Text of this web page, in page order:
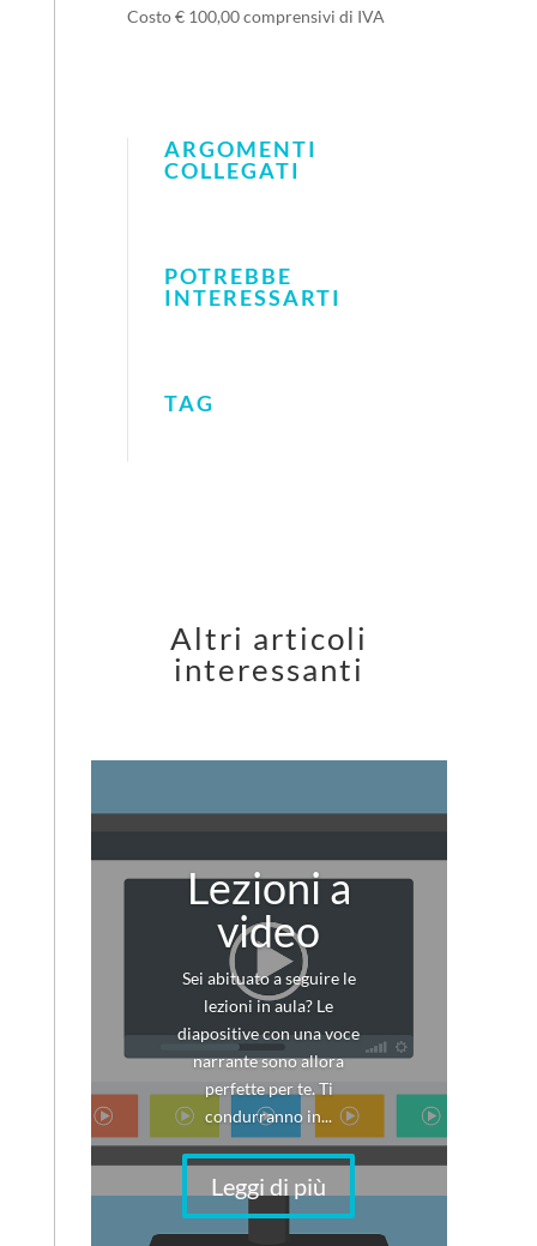
Costo € 100,00 comprensivi di IVA
ARGOMENTI
COLLEGATI
POTREBBE
INTERESSARTI
TAG
Altri articoli
interessanti
Lezioni a
video
Sei abituato a seguire le
lezioni in aula? Le
diapositive con una voce
narrante sono allora
perfette per te. Ti
condurranno in...
Leggi di più